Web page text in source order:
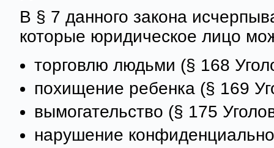
В § 7 данного закона
которые юридическое лицо
торговлю людьми (§ 168
похищение ребенка (§ 169
вымогательство (§ 175
нарушение